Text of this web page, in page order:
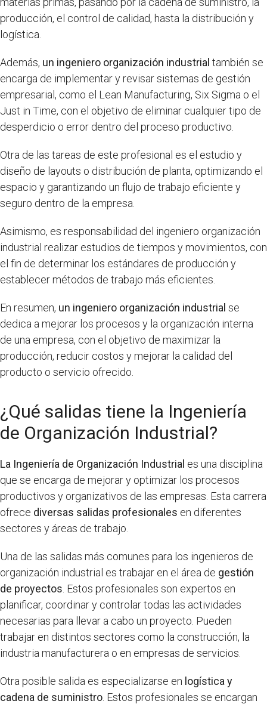
producción, el control de calidad, hasta la distribución y
logística.
Además, un ingeniero organización industrial también se
encarga de implementar y revisar sistemas de gestión
empresarial, como el Lean Manufacturing, Six Sigma o el
Just in Time, con el objetivo de eliminar cualquier tipo de
desperdicio o error dentro del proceso productivo.
Otra de las tareas de este profesional es el estudio y
diseño de layouts o distribución de planta, optimizando el
espacio y garantizando un flujo de trabajo eficiente y
seguro dentro de la empresa.
Asimismo, es responsabilidad del ingeniero organización
industrial realizar estudios de tiempos y movimientos, con
el fin de determinar los estándares de producción y
establecer métodos de trabajo más eficientes.
En resumen, un ingeniero organización industrial se
dedica a mejorar los procesos y la organización interna
de una empresa, con el objetivo de maximizar la
producción, reducir costos y mejorar la calidad del
producto o servicio ofrecido.
¿Qué salidas tiene la Ingeniería
de Organización Industrial?
La Ingeniería de Organización Industrial es una disciplina
que se encarga de mejorar y optimizar los procesos
productivos y organizativos de las empresas. Esta carrera
ofrece diversas salidas profesionales en diferentes
sectores y áreas de trabajo.
Una de las salidas más comunes para los ingenieros de
organización industrial es trabajar en el área de gestión
de proyectos . Estos profesionales son expertos en
planificar, coordinar y controlar todas las actividades
necesarias para llevar a cabo un proyecto. Pueden
trabajar en distintos sectores como la construcción, la
industria manufacturera o en empresas de servicios.
Otra posible salida es especializarse en logística y
cadena de suministro . Estos profesionales se encargan